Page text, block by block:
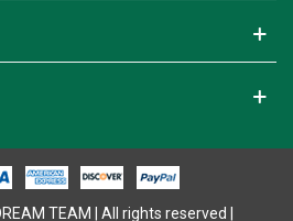
TEAM | All rights reserved |